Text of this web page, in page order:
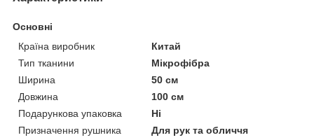
Основні
Країна виробник
Китай
Тип тканини
Мікрофібра
Ширина
50 см
Довжина
100 см
Подарункова упаковка
Ні
Призначення рушника
Для рук та обличчя